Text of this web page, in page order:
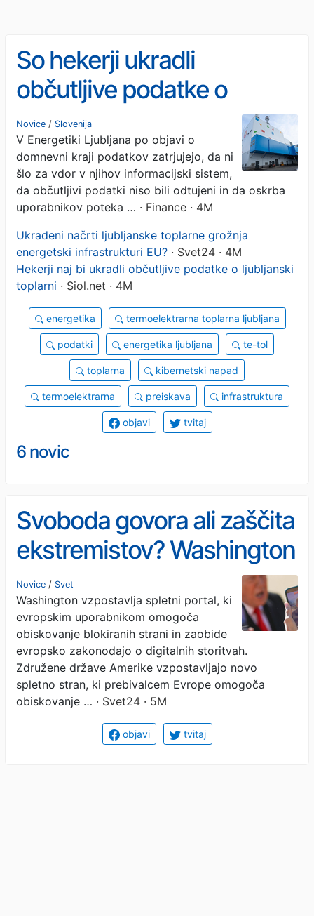
So hekerji ukradli
občutljive podatke o
ljubljanski toplarni?
Novice / Slovenija
V Energetiki Ljubljana po objavi o
domnevni kraji podatkov zatrjujejo, da ni
šlo za vdor v njihov informacijski sistem,
da občutljivi podatki niso bili odtujeni in da oskrba
uporabnikov poteka … · Finance · 4M
Ukradeni načrti ljubljanske toplarne grožnja
energetski infrastrukturi EU? · Svet24 · 4M
Hekerji naj bi ukradli občutljive podatke o ljubljanski
toplarni · Siol.net · 4M
energetika termoelektrarna toplarna ljubljana
podatki energetika ljubljana te-tol
toplarna kibernetski napad
termoelektrarna preiskava infrastruktura
objavi tvitaj
6 novic
Svoboda govora ali zaščita
ekstremistov? Washington
nad evropsko "cenzuro"
Novice / Svet
Washington vzpostavlja spletni portal, ki
evropskim uporabnikom omogoča
obiskovanje blokiranih strani in zaobide
evropsko zakonodajo o digitalnih storitvah.
Združene države Amerike vzpostavljajo novo
spletno stran, ki prebivalcem Evrope omogoča
obiskovanje … · Svet24 · 5M
objavi tvitaj